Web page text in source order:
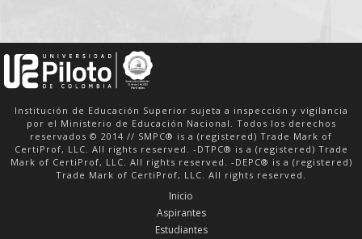
Institución de Educación Superior sujeta a inspección y vigilancia
por el Ministerio de Educación Nacional. Todos los derechos
reservados © 2014 // SMPC® is a (registered) Trade Mark of
CertiProf, LLC. All rights reserved. -DTPC® is a (registered) Trade
Mark of CertiProf, LLC. All rights reserved. -DEPC® is a (registered)
Trade Mark of CertiProf, LLC. All rights reserved.
Inicio
Aspirantes
Estudiantes